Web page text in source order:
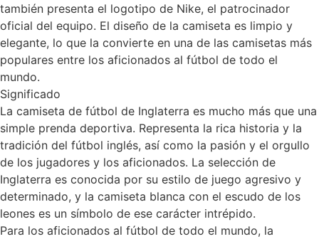
también presenta el logotipo de Nike, el patrocinador
oficial del equipo. El diseño de la camiseta es limpio y
elegante, lo que la convierte en una de las camisetas más
populares entre los aficionados al fútbol de todo el
mundo.
Significado
La camiseta de fútbol de Inglaterra es mucho más que una
simple prenda deportiva. Representa la rica historia y la
tradición del fútbol inglés, así como la pasión y el orgullo
de los jugadores y los aficionados. La selección de
Inglaterra es conocida por su estilo de juego agresivo y
determinado, y la camiseta blanca con el escudo de los
leones es un símbolo de ese carácter intrépido.
Para los aficionados al fútbol de todo el mundo, la